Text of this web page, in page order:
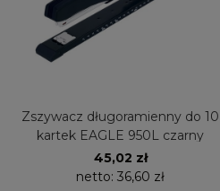
Zszywacz długoramienny do 10
kartek EAGLE 950L czarny
45,02 zł
netto: 36,60 zł